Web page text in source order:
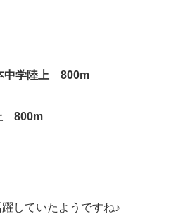
中学陸上 800m
800m
していたようですね♪